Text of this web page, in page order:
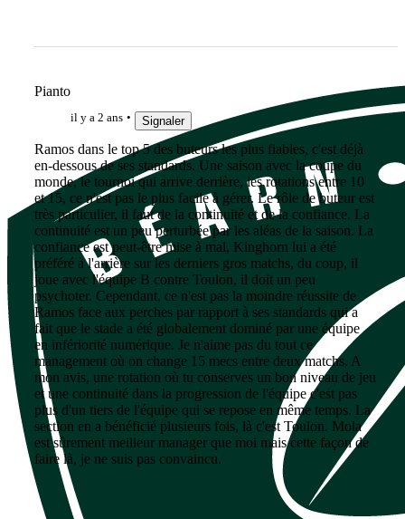
Pianto
il y a 2 ans Signaler
Ramos dans le top 5 des buteurs les plus fiables, c'est déjà
en-dessous de ses standards. Une saison avec la coupe du
monde, le tournoi qui arrive derrière, les rotations entre 10
et 15, ce n'est pas le plus facile à gérer. Le rôle de buteur est
très particulier, il faut de la continuité et de la confiance. La
continuité est un peu perturbée par les aléas de la saison. La
confiance est peut-être mise à mal, Kinghorn lui a été
préféré à l'arrière sur les derniers gros matchs, du coup, il
joue avec l'équipe B contre Toulon, il doit un peu
psychoter. Cependant, ce n'est pas la moindre réussite de
Ramos face aux perches par rapport à ses standards qui a
fait que le stade a été globalement dominé par une équipe
en infériorité numérique. Je n'aime pas du tout ce
management où on change 15 mecs entre deux matchs. A
mon avis, une rotation où tu conserves un bon niveau de jeu
et une continuité dans la progression de l'équipe c'est pas
plus d'un tiers de l'équipe qui se repose en même temps. La
section en a bénéficié plusieurs fois, là c'est Toulon. Mola
est sûrement meilleur manager que moi mais cette façon de
faire là, je ne suis pas convaincu.